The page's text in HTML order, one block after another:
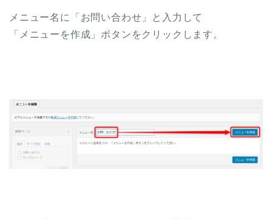
メニュー名に「お問い合わせ」と入力して
「メニューを作成」ボタンをクリックします。